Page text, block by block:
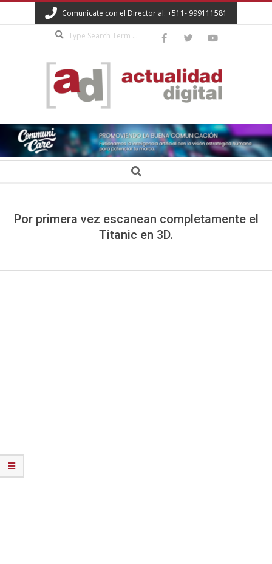
to
Comunícate con el Director al: +511- 999111581
ACTUALIDAD
DIGITAL Search
Por primera vez escanean completamente el
Titanic en 3D.